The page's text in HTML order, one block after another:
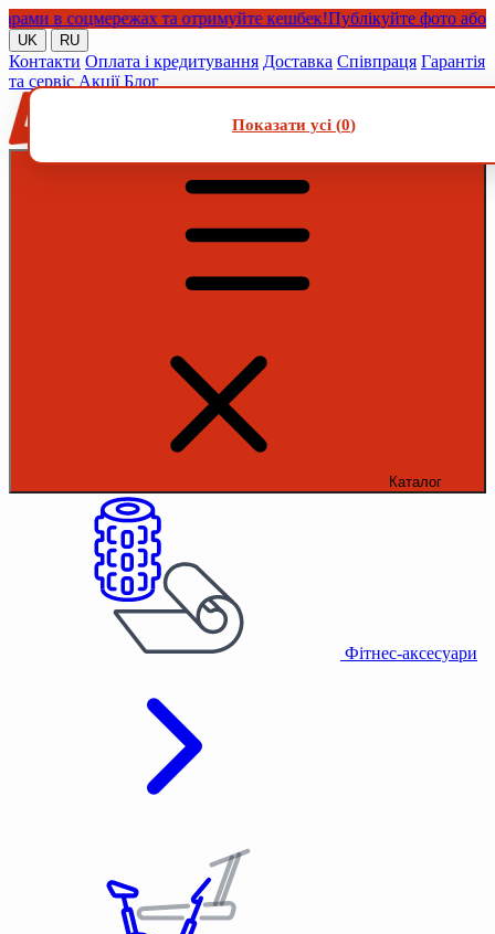
в соцмережах та отримуйте кешбек!Публікуйте фото або
UK RU
Контакти Оплата і кредитування Доставка Співпраця Гарантія
та сервіс Акції Блог
Каталог
Фітнес-аксесуари
Показати усі (0)